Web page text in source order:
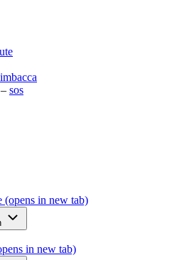
– sos
(opens in new tab)
in new tab)